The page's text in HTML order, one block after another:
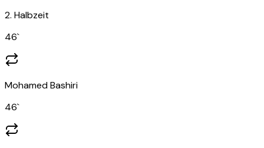
2. Halbzeit
46`
Mohamed Bashiri
46`